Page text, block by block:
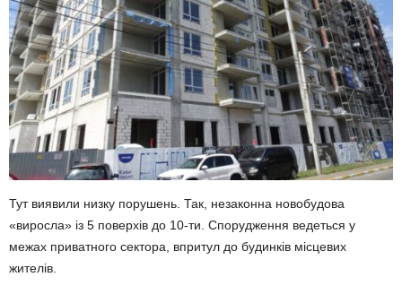
Тут виявили низку порушень. Так, незаконна новобудова
«виросла» із 5 поверхів до 10-ти. Спорудження ведеться у
межах приватного сектора, впритул до будинків місцевих
жителів.